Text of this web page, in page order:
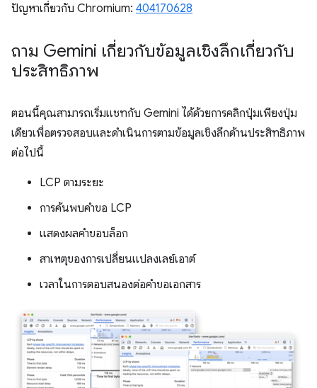
ปัญหาเกี่ยวกับ Chromium: 404170628
ถาม Gemini เกี่ยวกับข้อมูลเชิงลึกเกี่ยวกับ
ประสิทธิภาพ
ตอนนี้คุณสามารถเริ่มแชทกับ Gemini ได้ด้วยการคลิกปุ่มเพียงปุ่ม
เดียวเพื่อตรวจสอบและดำเนินการตามข้อมูลเชิงลึกด้านประสิทธิภาพ
ต่อไปนี้
LCP ตามระยะ
การค้นพบคำขอ LCP
แสดงผลคำขอบล็อก
สาเหตุของการเปลี่ยนแปลงเลย์เอาต์
เวลาในการตอบสนองต่อคำขอเอกสาร